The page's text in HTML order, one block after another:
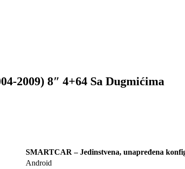
2009) 8″ 4+64 Sa Dugmićima
SMARTCAR – Jedinstvena, unapređena
Android